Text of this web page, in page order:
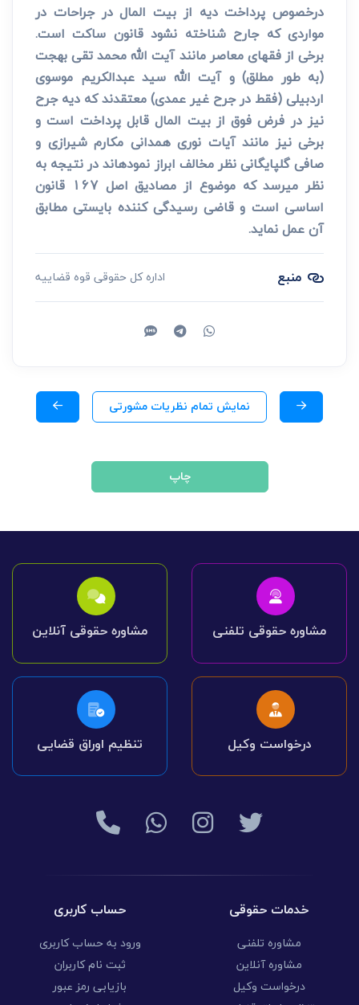
درخصوص پرداخت دیه از بیت المال در جراحات در
مواردی که جارح شناخته نشود قانون ساکت است.
برخی از فقهای معاصر مانند آیت الله محمد تقی بهجت
(به طور مطلق) و آیت الله سید عبدالکریم موسوی
اردبیلی (فقط در جرح غیر عمدی) معتقدند که دیه جرح
نیز در فرض فوق از بیت المال قابل پرداخت است و
برخی نیز مانند آیات نوری همدانی مکارم شیرازی و
صافی گلپایگانی نظر مخالف ابراز نمودهاند در نتیجه به
نظر میرسد که موضوع از مصادیق اصل 167 قانون
اساسی است و قاضی رسیدگی کننده بایستی مطابق
آن عمل نماید.
منبع اداره کل حقوقی قوه قضاییه
نمایش تمام نظریات مشورتی
چاپ
مشاوره حقوقی تلفنی مشاوره حقوقی آنلاین
درخواست وکیل تنظیم اوراق قضایی
خدمات حقوقی
مشاوره تلفنی
مشاوره آنلاین
درخواست وکیل
حساب کاربری
ورود به حساب کاربری
ثبت نام کاربران
بازیابی رمز عبور